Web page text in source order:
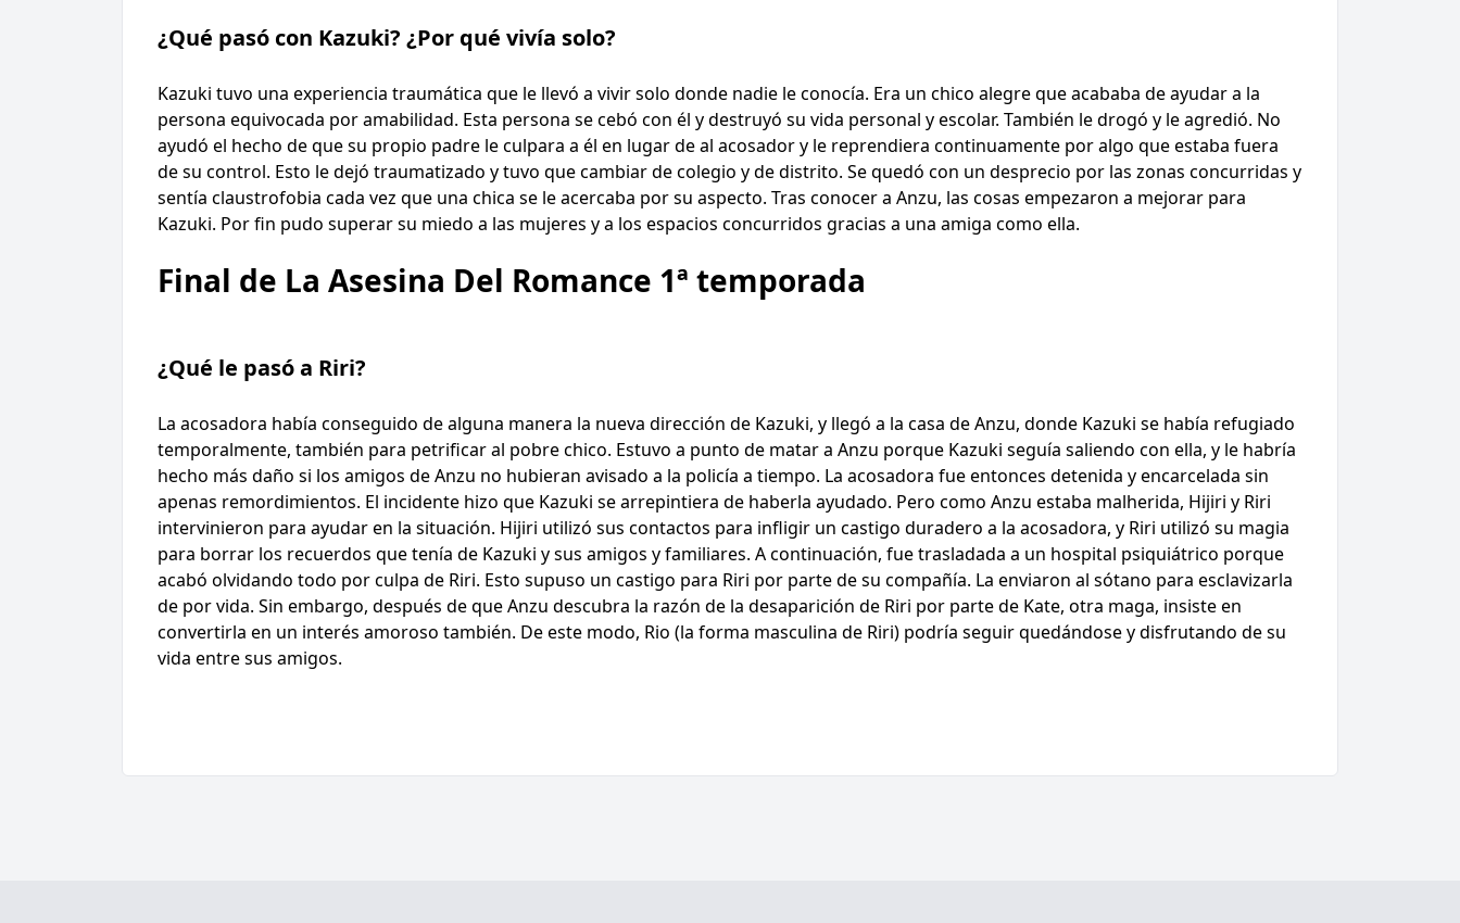
¿Qué pasó con Kazuki? ¿Por qué vivía solo?
Kazuki tuvo una experiencia traumática que le llevó a vivir solo donde nadie le conocía. Era un chico alegre que acababa de ayudar a la
persona equivocada por amabilidad. Esta persona se cebó con él y destruyó su vida personal y escolar. También le drogó y le agredió. No
ayudó el hecho de que su propio padre le culpara a él en lugar de al acosador y le reprendiera continuamente por algo que estaba fuera
de su control. Esto le dejó traumatizado y tuvo que cambiar de colegio y de distrito. Se quedó con un desprecio por las zonas concurridas y
sentía claustrofobia cada vez que una chica se le acercaba por su aspecto. Tras conocer a Anzu, las cosas empezaron a mejorar para
Kazuki. Por fin pudo superar su miedo a las mujeres y a los espacios concurridos gracias a una amiga como ella.
Final de La Asesina Del Romance 1ª temporada
¿Qué le pasó a Riri?
La acosadora había conseguido de alguna manera la nueva dirección de Kazuki, y llegó a la casa de Anzu, donde Kazuki se había refugiado
temporalmente, también para petrificar al pobre chico. Estuvo a punto de matar a Anzu porque Kazuki seguía saliendo con ella, y le habría
hecho más daño si los amigos de Anzu no hubieran avisado a la policía a tiempo. La acosadora fue entonces detenida y encarcelada sin
apenas remordimientos. El incidente hizo que Kazuki se arrepintiera de haberla ayudado. Pero como Anzu estaba malherida, Hijiri y Riri
intervinieron para ayudar en la situación. Hijiri utilizó sus contactos para infligir un castigo duradero a la acosadora, y Riri utilizó su magia
para borrar los recuerdos que tenía de Kazuki y sus amigos y familiares. A continuación, fue trasladada a un hospital psiquiátrico porque
acabó olvidando todo por culpa de Riri. Esto supuso un castigo para Riri por parte de su compañía. La enviaron al sótano para esclavizarla
de por vida. Sin embargo, después de que Anzu descubra la razón de la desaparición de Riri por parte de Kate, otra maga, insiste en
convertirla en un interés amoroso también. De este modo, Rio (la forma masculina de Riri) podría seguir quedándose y disfrutando de su
vida entre sus amigos.